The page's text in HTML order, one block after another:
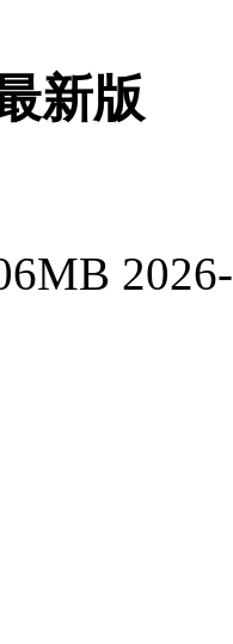
新版